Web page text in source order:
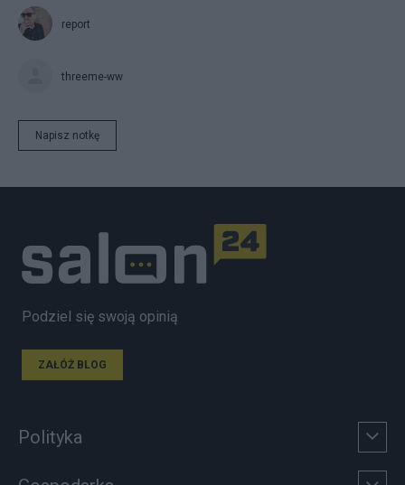
report
threeme-ww
Napisz notkę
Podziel się swoją opinią
ZAŁÓŻ BLOG
Polityka